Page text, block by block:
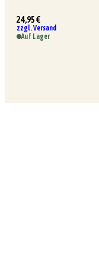
24,95 €
zzgl. Versand
Auf Lager